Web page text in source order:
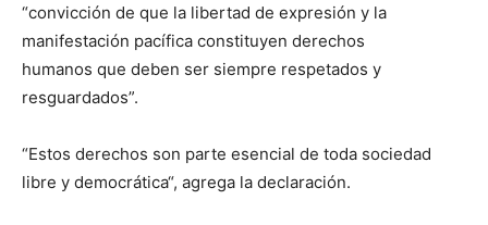
“convicción de que la libertad de expresión y la
manifestación pacífica constituyen derechos
humanos que deben ser siempre respetados y
resguardados”.
“Estos derechos son parte esencial de toda sociedad
libre y democrática“, agrega la declaración.